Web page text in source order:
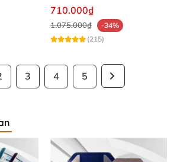
dụng mạnh
710.000₫
1.075.000₫
-34%
(215)
3 4 5